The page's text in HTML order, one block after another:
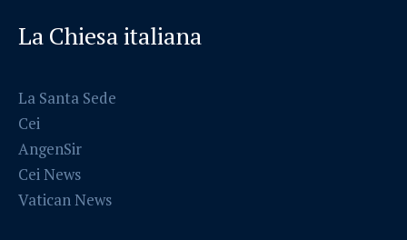
La Chiesa italiana
La Santa Sede
Cei
AngenSir
Cei News
Vatican News